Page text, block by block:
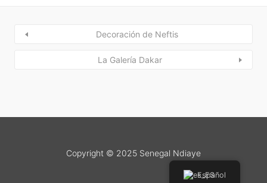
Decoración de Neftis
La Galería Dakar
Copyright © 2025 Senegal Ndiaye
Español